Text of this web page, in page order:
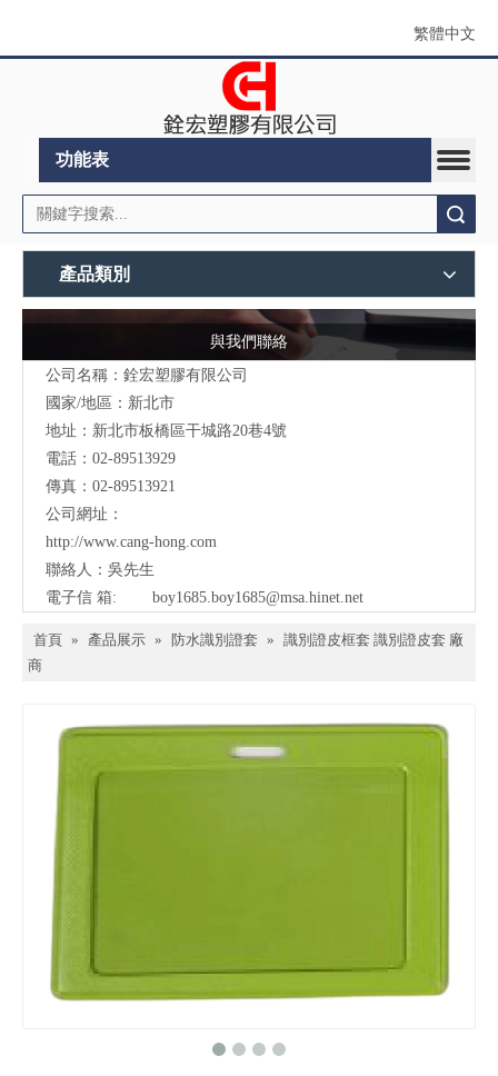
繁體中文
功能表
產品類別
與我們聯絡
公司名稱：銓宏塑膠有限公司
國家/地區：新北市
地址：新北市板橋區干城路20巷4號
電話：02-89513929
傳真：02-89513921
公司網址：
http://www.cang-hong.com
聯絡人：吳先生
電子信 箱: boy1685.boy1685@msa.hinet.net
首頁 » 產品展示 » 防水識別證套 » 識別證皮框套 識別證皮套 廠
商